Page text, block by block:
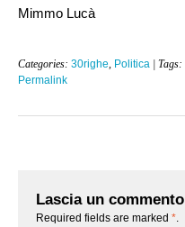
Mimmo Lucà
Categories: 30righe Politica | Tags:
Permalink
Lascia un commento
Required fields are marked *